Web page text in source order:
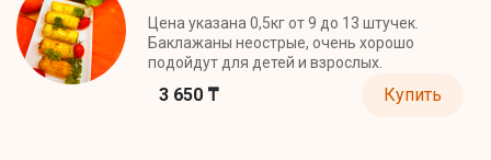
Цена указана 0,5кг от 9 до 13 штучек.
Баклажаны неострые, очень хорошо
подойдут для детей и взрослых.
3 650 ₸ Купить